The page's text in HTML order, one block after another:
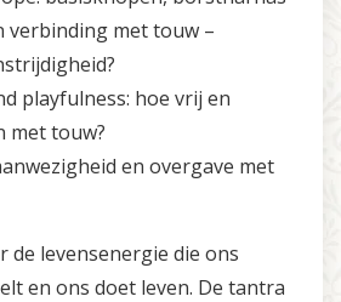
verbinding met touw –
playfulness: hoe vrij en
met touw?
en overgave met
de levensenergie die ons
en ons doet leven. De tantra